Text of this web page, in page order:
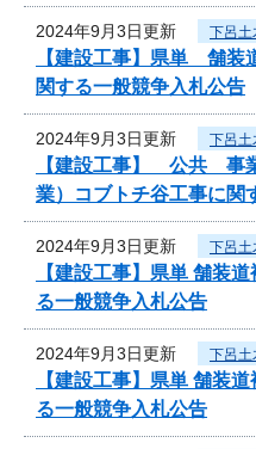
2024年9月3日更新 下呂土
【建設工事】県単 舗
関する一般競争入札公告
2024年9月3日更新 下呂土
【建設工事】 公共 事
業）コブトチ谷工事に関
2024年9月3日更新 下呂土
【建設工事】県単 舗装
る一般競争入札公告
2024年9月3日更新 下呂土
【建設工事】県単 舗装
る一般競争入札公告